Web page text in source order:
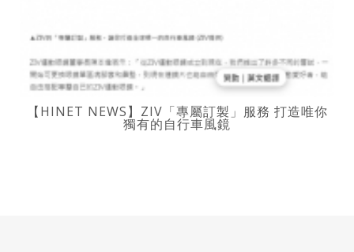
【HINET NEWS】ZIV「專屬訂製」服務 打造唯你
獨有的自行車風鏡